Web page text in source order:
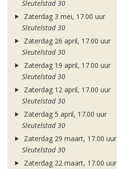
Sleutelstad 30
Zaterdag 3 mei, 17.00 uur
Sleutelstad 30
Zaterdag 26 april, 17.00 uur
Sleutelstad 30
Zaterdag 19 april, 17.00 uur
Sleutelstad 30
Zaterdag 12 april, 17.00 uur
Sleutelstad 30
Zaterdag 5 april, 17.00 uur
Sleutelstad 30
Zaterdag 29 maart, 17.00 uur
Sleutelstad 30
Zaterdag 22 maart, 17.00 uur